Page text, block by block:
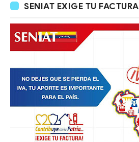
SENIAT EXIGE TU FACTURA